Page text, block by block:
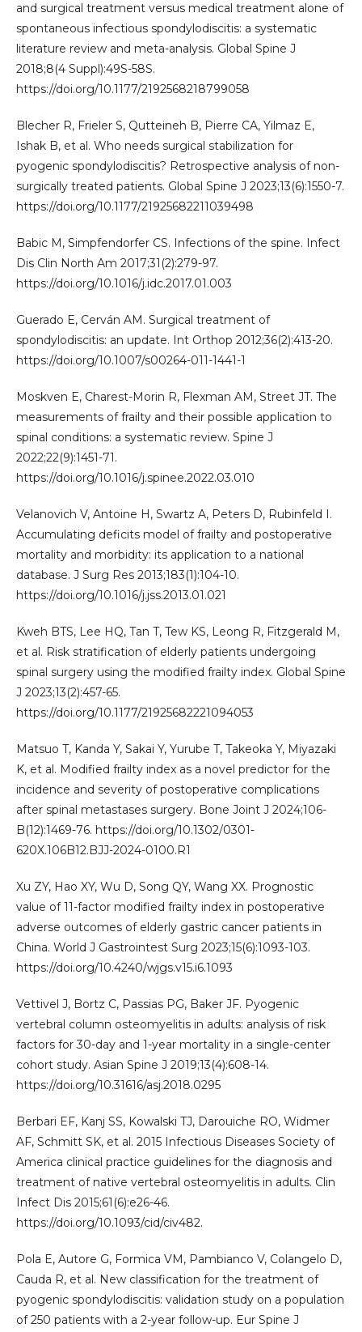
and surgical treatment versus medical treatment alone of
spontaneous infectious spondylodiscitis: a systematic
literature review and meta-analysis. Global Spine J
2018;8(4 Suppl):49S-58S.
https://doi.org/10.1177/2192568218799058
Blecher R, Frieler S, Qutteineh B, Pierre CA, Yilmaz E,
Ishak B, et al. Who needs surgical stabilization for
pyogenic spondylodiscitis? Retrospective analysis of non-
surgically treated patients. Global Spine J 2023;13(6):1550-7.
https://doi.org/10.1177/21925682211039498
Babic M, Simpfendorfer CS. Infections of the spine. Infect
Dis Clin North Am 2017;31(2):279-97.
https://doi.org/10.1016/j.idc.2017.01.003
Guerado E, Cerván AM. Surgical treatment of
spondylodiscitis: an update. Int Orthop 2012;36(2):413-20.
https://doi.org/10.1007/s00264-011-1441-1
Moskven E, Charest-Morin R, Flexman AM, Street JT. The
measurements of frailty and their possible application to
spinal conditions: a systematic review. Spine J
2022;22(9):1451-71.
https://doi.org/10.1016/j.spinee.2022.03.010
Velanovich V, Antoine H, Swartz A, Peters D, Rubinfeld I.
Accumulating deficits model of frailty and postoperative
mortality and morbidity: its application to a national
database. J Surg Res 2013;183(1):104-10.
https://doi.org/10.1016/j.jss.2013.01.021
Kweh BTS, Lee HQ, Tan T, Tew KS, Leong R, Fitzgerald M,
et al. Risk stratification of elderly patients undergoing
spinal surgery using the modified frailty index. Global Spine
J 2023;13(2):457-65.
https://doi.org/10.1177/21925682221094053
Matsuo T, Kanda Y, Sakai Y, Yurube T, Takeoka Y, Miyazaki
K, et al. Modified frailty index as a novel predictor for the
incidence and severity of postoperative complications
after spinal metastases surgery. Bone Joint J 2024;106-
B(12):1469-76. https://doi.org/10.1302/0301-
620X.106B12.BJJ-2024-0100.R1
Xu ZY, Hao XY, Wu D, Song QY, Wang XX. Prognostic
value of 11-factor modified frailty index in postoperative
adverse outcomes of elderly gastric cancer patients in
China. World J Gastrointest Surg 2023;15(6):1093-103.
https://doi.org/10.4240/wjgs.v15.i6.1093
Vettivel J, Bortz C, Passias PG, Baker JF. Pyogenic
vertebral column osteomyelitis in adults: analysis of risk
factors for 30-day and 1-year mortality in a single-center
cohort study. Asian Spine J 2019;13(4):608-14.
https://doi.org/10.31616/asj.2018.0295
Berbari EF, Kanj SS, Kowalski TJ, Darouiche RO, Widmer
AF, Schmitt SK, et al. 2015 Infectious Diseases Society of
America clinical practice guidelines for the diagnosis and
treatment of native vertebral osteomyelitis in adults. Clin
Infect Dis 2015;61(6):e26-46.
https://doi.org/10.1093/cid/civ482.
Pola E, Autore G, Formica VM, Pambianco V, Colangelo D,
Cauda R, et al. New classification for the treatment of
pyogenic spondylodiscitis: validation study on a population
of 250 patients with a 2-year follow-up. Eur Spine J